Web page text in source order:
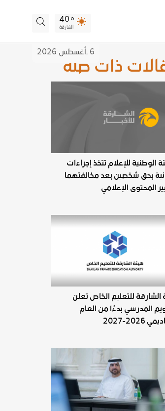
40
الشارقة
6 , أغسطس 2026
ذات صلة
الوطنية للإعلام تتخذ إجراءات
بحق شخصين بعد مخالفتهما
المحتوى الإعلامي
الشارقة للتعليم الخاص تعلن
المدرسي بدءًا من العام
2026-2027